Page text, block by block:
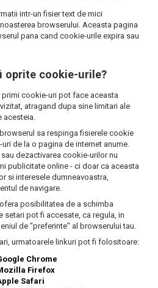
intr-un fisier text de mici
browserului. Aceasta pagina
pana cand cookie-urile expira sau
oprite cookie-urile?
cookie-uri pot face aceasta
atragand dupa sine limitari ale
acesteia.
sa respinga fisierele cookie
de la o pagina de internet anume.
dezactivarea cookie-urilor nu
publicitate online - ci doar ca aceasta
si interesele dumneavoastra,
de navigare.
posibilitatea de a schimba
setari pot fi accesate, ca regula, in
de "preferinte" al browserului tau.
urmatoarele linkuri pot fi folositoare:
Chrome
Firefox
Safari